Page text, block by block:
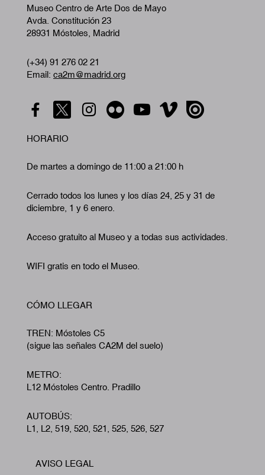
Museo Centro de Arte Dos de Mayo
Avda. Constitución 23
28931 Móstoles, Madrid
(+34) 91 276 02 21
Email: ca2m@madrid.org
HORARIO
De martes a domingo de 11:00 a 21:00 h
Cerrado todos los lunes y los días 24, 25 y 31 de
diciembre, 1 y 6 enero.
Acceso gratuito al Museo y a todas sus actividades.
WIFI gratis en todo el Museo.
CÓMO LLEGAR
TREN: Móstoles C5
(sigue las señales CA2M del suelo)
METRO:
L12 Móstoles Centro. Pradillo
AUTOBÚS:
L1, L2, 519, 520, 521, 525, 526, 527
Footer
AVISO LEGAL